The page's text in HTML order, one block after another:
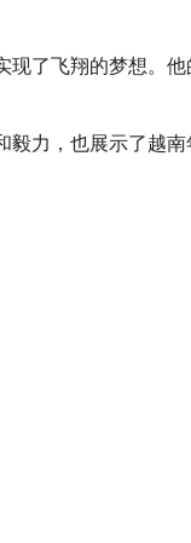
了飞翔的梦想。
力，也展示了越